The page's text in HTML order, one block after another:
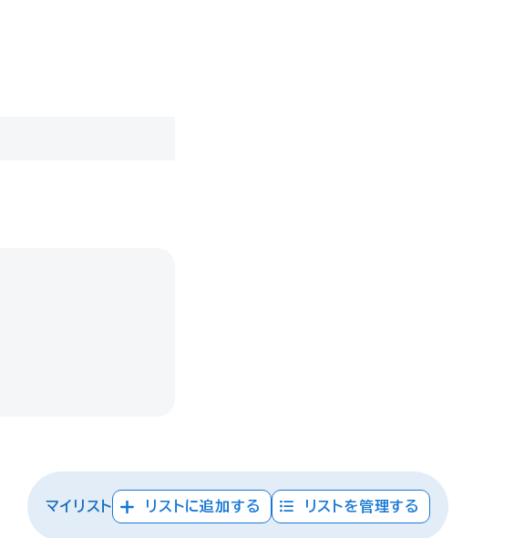
マイリスト リストに追加する リストを管理する